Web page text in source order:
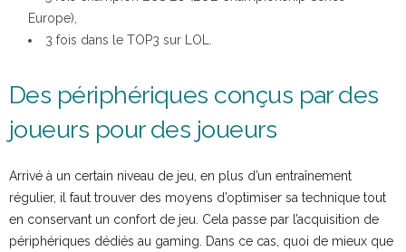
Europe),
3 fois dans le TOP3 sur LOL.
Des périphériques conçus par des
joueurs pour des joueurs
Arrivé à un certain niveau de jeu, en plus d’un entraînement
régulier, il faut trouver des moyens d’optimiser sa technique tout
en conservant un confort de jeu. Cela passe par l’acquisition de
périphériques dédiés au gaming. Dans ce cas, quoi de mieux que